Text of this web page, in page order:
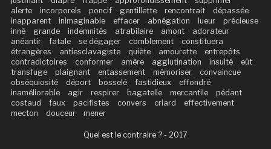
alerte
incorporels poncif gentillette rencontrait
dépassée
inapparent
inimaginable effacer abnégation lueur
précieuse
inné
grande indemnités atrabilaire amont
adorateur
anéantir
fatale se dégager comblement
constituera
étrangères
antiesclavagiste quiète amourette
entrepôts
contradictoires
conformer amère agglutination insulté
eût
transfuge
plaignant entassement mémoriser
convaincue
obséquiosité
déport bosselé fastidieux
effondré
inaméliorable
agir respirer bagatelle mercantile
pédant
costaud
faux pacifistes convers criard
effectivement
mecton
douceur mener
Quel est le contraire ? - 2017